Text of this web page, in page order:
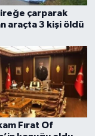
çarparak
araçta 3 kişi öldü
Fırat Of